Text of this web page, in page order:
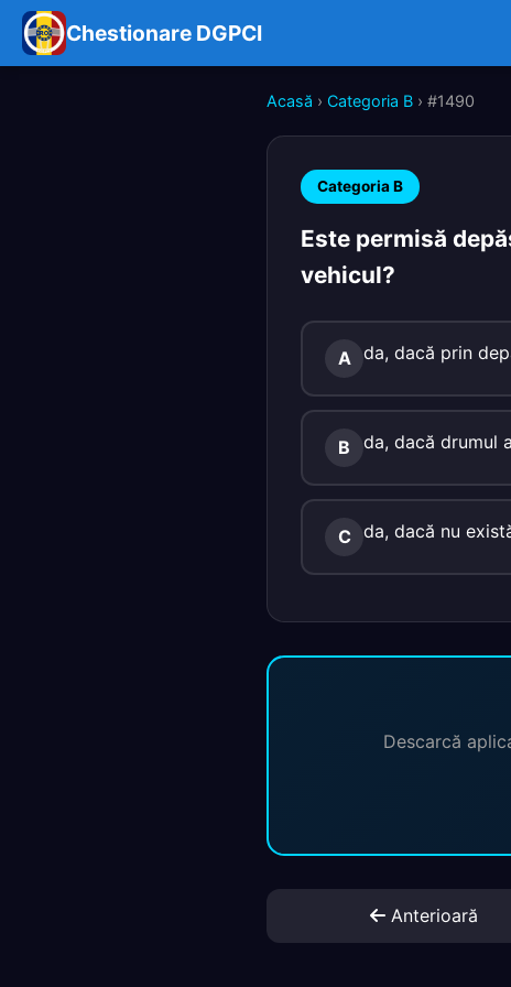
Chestionare DGPCI
Acasă › Categoria B › #1490
Categoria B
Este permisă
vehicul?
A da, dacă prin
B da, dacă drumul
C da, dacă nu
Descarcă
Anterioară